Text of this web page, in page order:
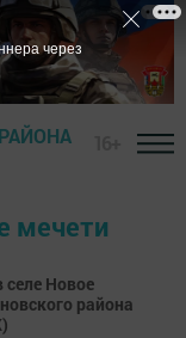
мечети
Новое
района
через